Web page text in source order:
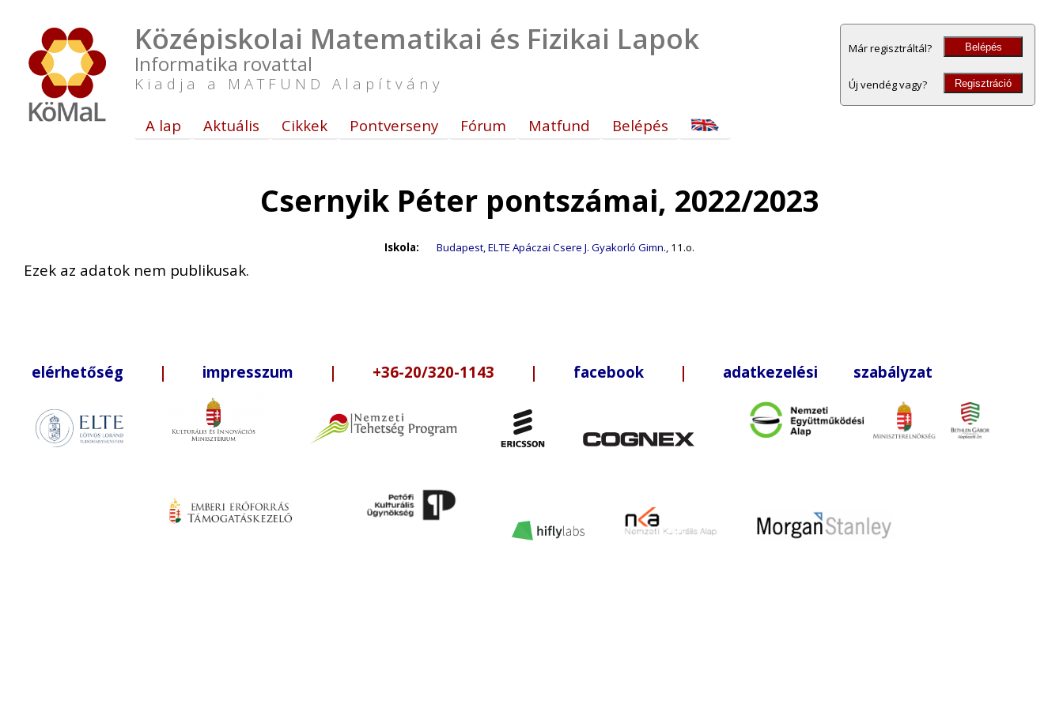
Középiskolai Matematikai és Fizikai Lapok
Informatika rovattal
Kiadja a MATFUND Alapítvány
Már regisztráltál? Belépés
Új vendég vagy? Regisztráció
A lap Aktuális Cikkek Pontverseny Fórum Matfund Belépés
Csernyik Péter pontszámai, 2022/2023
Iskola: Budapest, ELTE Apáczai Csere J. Gyakorló Gimn., 11.o.
Ezek az adatok nem publikusak.
elérhetőség | impresszum | +36-20/320-1143 | facebook | adatkezelési szabályzat